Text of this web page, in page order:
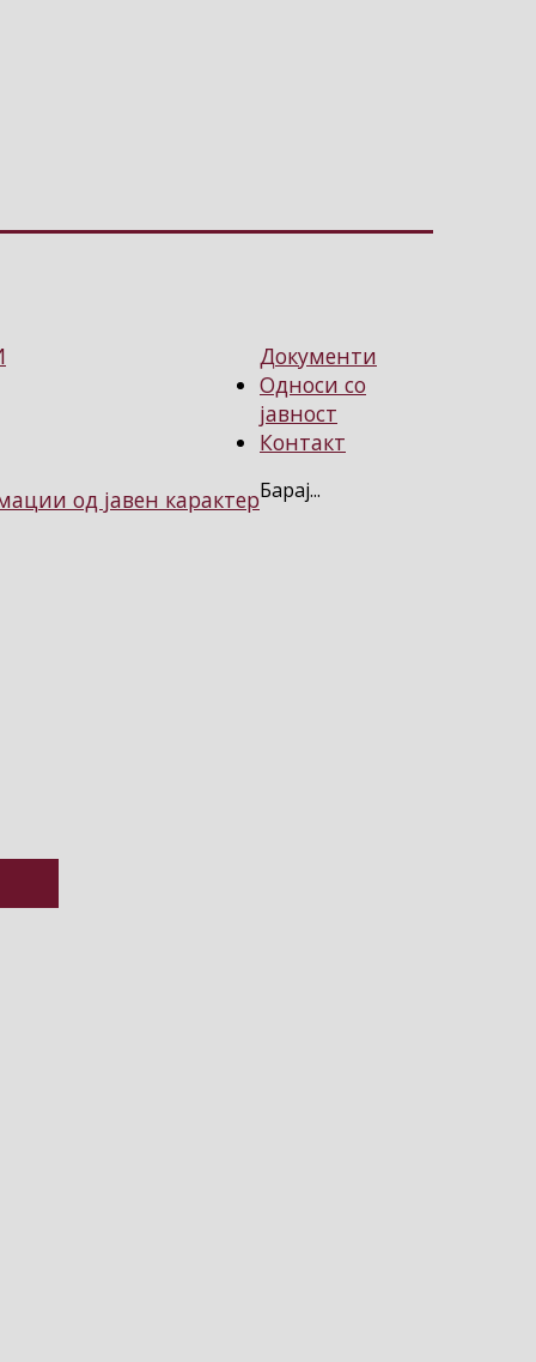
Документи
од јавен карактер
Односи со
јавност
Контакт
Барај...